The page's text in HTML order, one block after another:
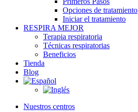
Opciones de tratamiento
Iniciar el tratamiento
RESPIRA MEJOR
Terapia respiratoria
Técnicas respiratorias
Beneficios
Tienda
Blog
Nuestros centros